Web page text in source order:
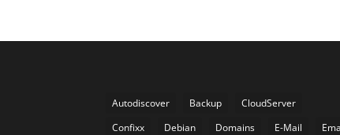
Autodiscover Backup
CloudServer
Confixx
Debian Domains E-Mail